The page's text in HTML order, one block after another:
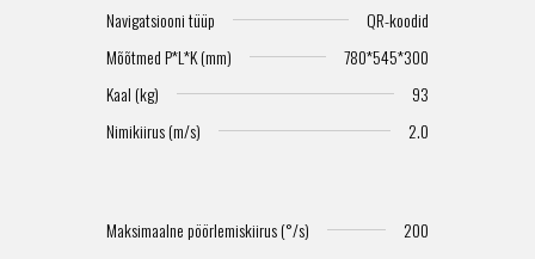
Navigatsiooni tüüp
QR-koodid
Mõõtmed P*L*K (mm)
780*545*300
Kaal (kg)
93
Nimikiirus (m/s)
2.0
Maksimaalne pöörlemiskiirus (°/s)
200